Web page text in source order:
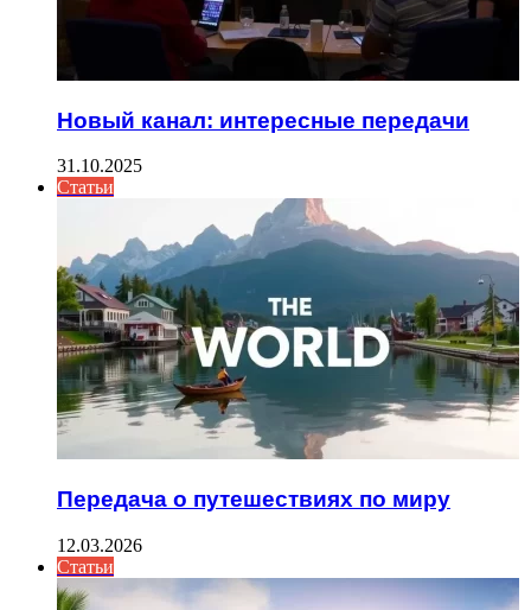
Новый канал: интересные передачи
31.10.2025
Статьи
Передача о путешествиях по миру
12.03.2026
Статьи